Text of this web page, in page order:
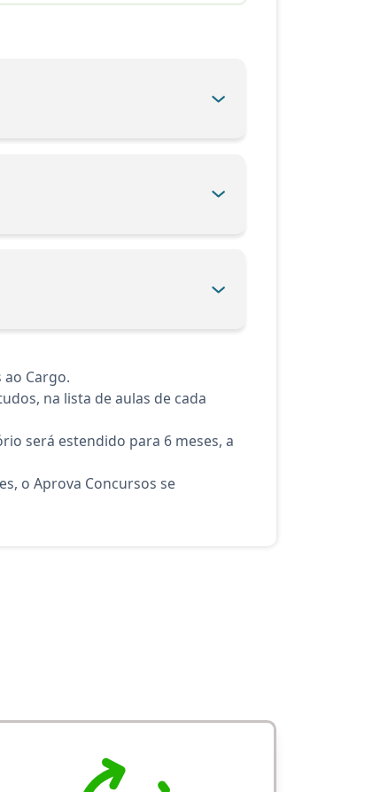
Cargo.
na lista de aulas de cada
será estendido para 6 meses, a
o Aprova Concursos se